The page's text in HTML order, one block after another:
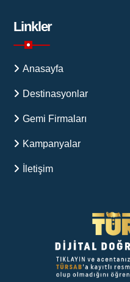
Linkler
Anasayfa
Destinasyonlar
Gemi Firmaları
Kampanyalar
İletişim